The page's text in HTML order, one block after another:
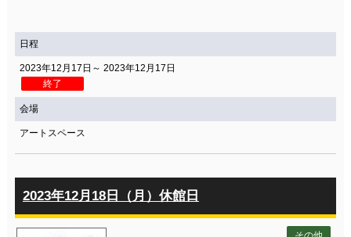
日程
2023年12月17日～ 2023年12月17日
終了
会場
アートスペース
2023年12月18日（月）休館日